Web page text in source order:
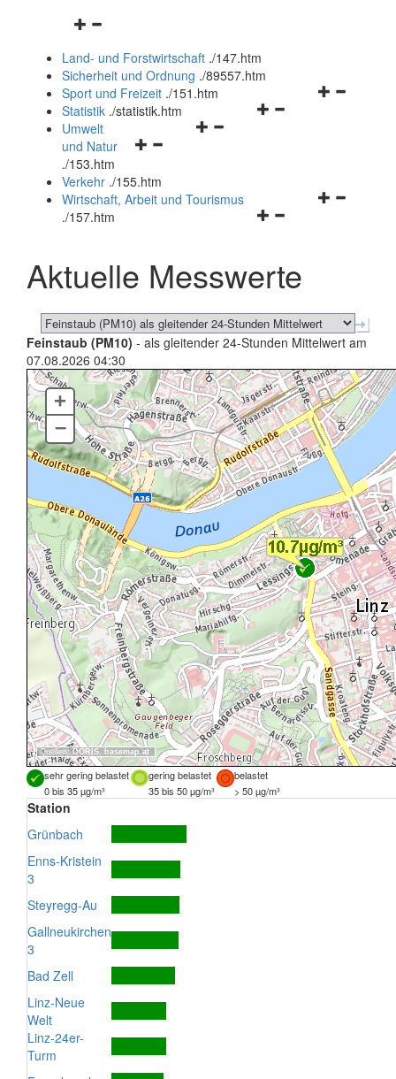
Navigationsmenü
und
schließen
Land- und Forstwirtschaft ./147.htm
Sicherheit und Ordnung ./89557.htm
Navigationsmenü
Sport und Freizeit ./151.htm
Navigationsmenü
Statistik ./statistik.htm
Navigationsmenü
und
schließen
Umwelt
und Natur
./153.htm
Verkehr ./155.htm
Navigationsmenü
schließen
Wirtschaft, Arbeit und Tourismus
./157.htm
Aktuelle Messwerte
Feinstaub (PM10) - als gleitender 24-Stunden Mittelwert am
07.08.2026 04:30
Quellen:DORIS, basemap.at
+
–
sehr gering belastet gering belastet
belastet
0 bis 35 µg/m³
35 bis 50 µg/m³ > 50 µg/m³
Station
Grünbach
Enns-Kristein
3
Steyregg-Au
Gallneukirchen
3
Bad Zell
Linz-Neue
Welt
Linz-24er-
Turm